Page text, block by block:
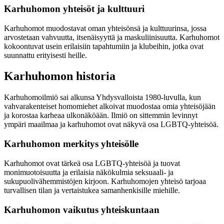
Karhuhomon yhteisöt ja kulttuuri
Karhuhomot muodostavat oman yhteisönsä ja kulttuurinsa, jossa
arvostetaan vahvuutta, itsenäisyyttä ja maskuliinisuutta. Karhuhomot
kokoontuvat usein erilaisiin tapahtumiin ja klubeihin, jotka ovat
suunnattu erityisesti heille.
Karhuhomon historia
Karhuhomoilmiö sai alkunsa Yhdysvalloista 1980-luvulla, kun
vahvarakenteiset homomiehet alkoivat muodostaa omia yhteisöjään
ja korostaa karheaa ulkonäköään. Ilmiö on sittemmin levinnyt
ympäri maailmaa ja karhuhomot ovat näkyvä osa LGBTQ-yhteisöä.
Karhuhomon merkitys yhteisölle
Karhuhomot ovat tärkeä osa LGBTQ-yhteisöä ja tuovat
monimuotoisuutta ja erilaisia näkökulmia seksuaali- ja
sukupuolivähemmistöjen kirjoon. Karhuhomojen yhteisö tarjoaa
turvallisen tilan ja vertaistukea samanhenkisille miehille.
Karhuhomon vaikutus yhteiskuntaan